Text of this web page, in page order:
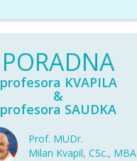
PORADNA
profesora KVAPILA
&
profesora SAUDKA
Prof. MUDr.
Milan Kvapil, CSc., MBA